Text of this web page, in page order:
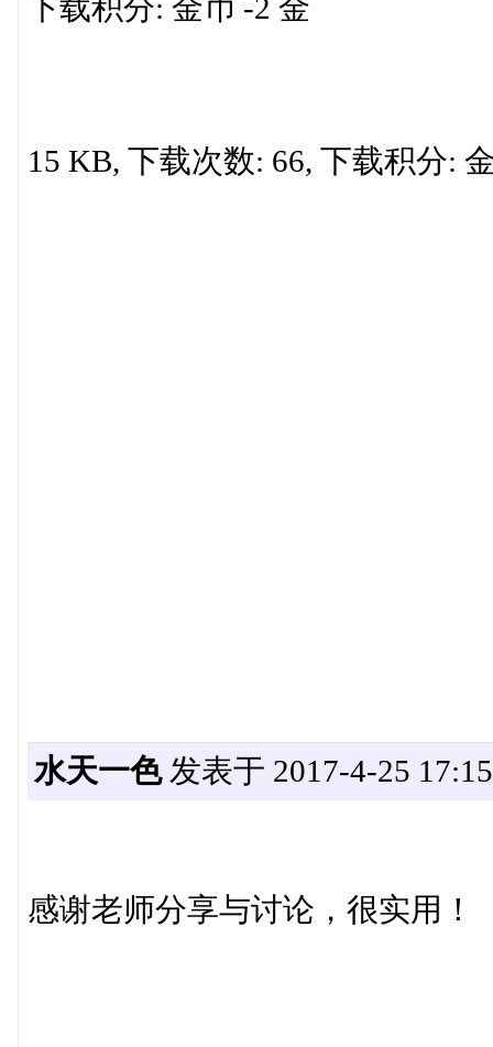
下载积分: 金币 -2 金
15 KB, 下载次数: 66, 下载积分:
水天一色发表于 2017-4-25
感谢老师分享与讨论，很实用！